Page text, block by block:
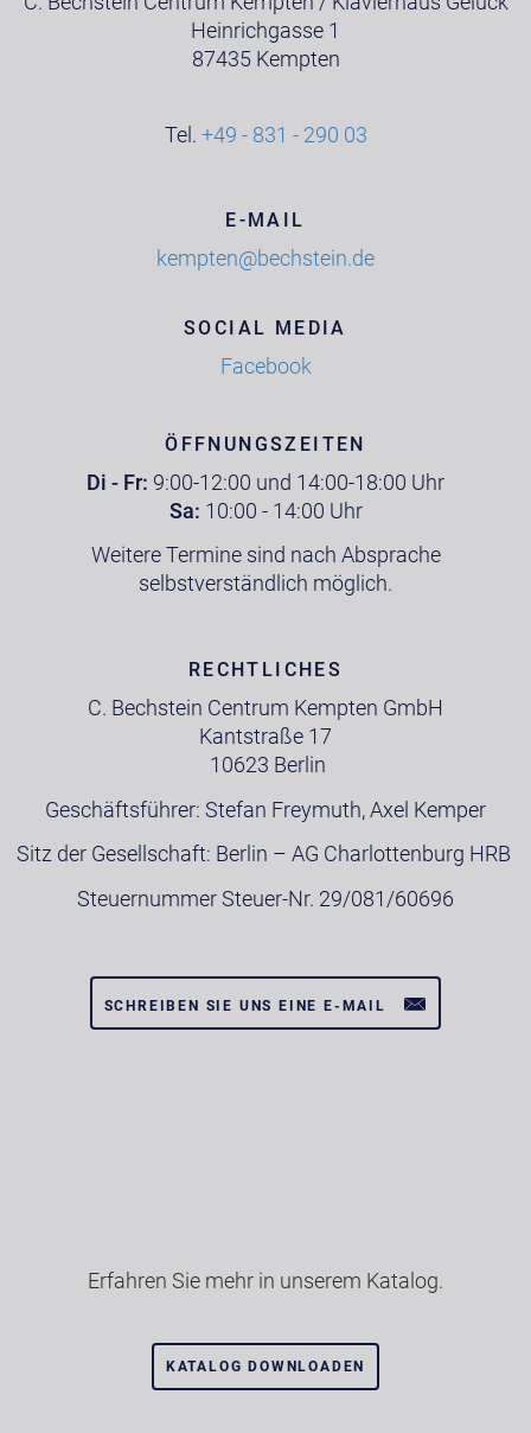
Heinrichgasse 1
87435 Kempten
Tel. +49 - 831 - 290 03
E-MAIL
kempten@bechstein.de
SOCIAL MEDIA
Facebook
ÖFFNUNGSZEITEN
Di - Fr: 9:00-12:00 und 14:00-18:00 Uhr
Sa: 10:00 - 14:00 Uhr
Weitere Termine sind nach Absprache
selbstverständlich möglich.
RECHTLICHES
C. Bechstein Centrum Kempten GmbH
Kantstraße 17
10623 Berlin
Geschäftsführer: Stefan Freymuth, Axel Kemper
Sitz der Gesellschaft: Berlin – AG Charlottenburg HRB
Steuernummer Steuer-Nr. 29/081/60696
SCHREIBEN SIE UNS EINE E-MAIL
Erfahren Sie mehr in unserem Katalog.
KATALOG DOWNLOADEN